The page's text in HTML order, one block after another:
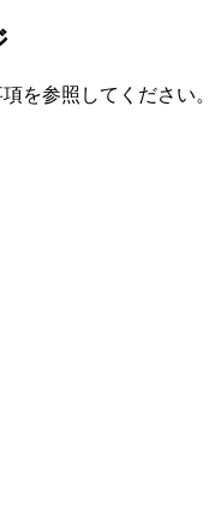
を参照してください